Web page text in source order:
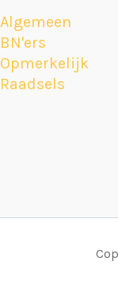
Algemeen
BN'ers
Opmerkelijk
Raadsels